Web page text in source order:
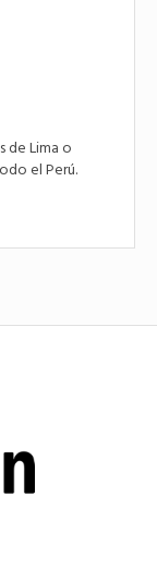
de Lima o
el Perú.